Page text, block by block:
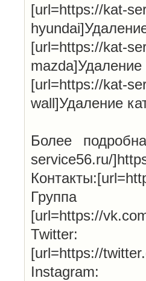
[url=https://kat-
[url=https://kat-
mazda]Удаление
[url=https://kat-
wall]Удаление
Более
service56.ru/
[url=https://
Twitter:
[url=https://
Instagram: